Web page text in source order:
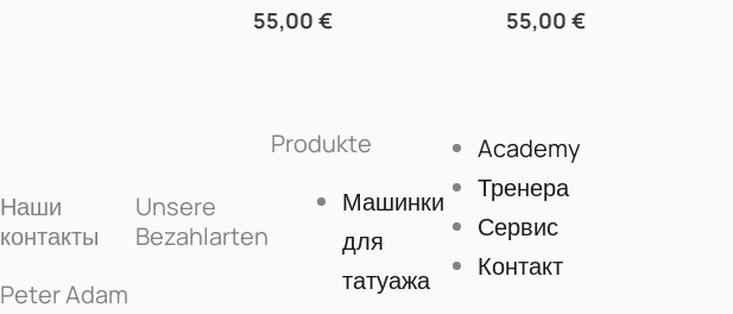
55,00€ 55,00€
Наши
контакты
Peter Adam
Unsere
Bezahlarten
Produkte
Машинки
для
татуажа
Academy
Тренера
Сервис
Контакт